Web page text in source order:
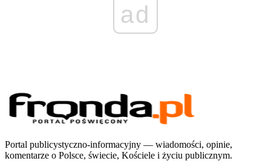
ad
Portal publicystyczno-informacyjny — wiadomości, opinie,
komentarze o Polsce, świecie, Kościele i życiu publicznym.